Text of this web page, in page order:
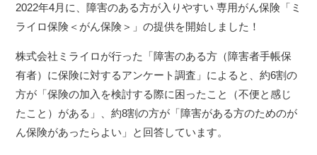
2022年4月に、障害のある方が入りやすい 専用がん保険「ミ
ライロ保険＜がん保険＞」の提供を開始しました！
株式会社ミライロが行った「障害のある方（障害者手帳保
有者）に保険に対するアンケート調査」によると、約6割の
方が「保険の加入を検討する際に困ったこと（不便と感じ
たこと）がある」、約8割の方が「障害がある方のためのが
ん保険があったらよい」と回答しています。